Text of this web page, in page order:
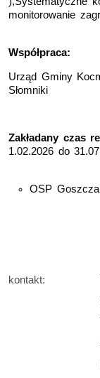
monitorowanie
Współpraca:
Urząd Gminy
Słomniki
Zakładany czas
1.02.2026 do
OSP Goszcza
kontakt: